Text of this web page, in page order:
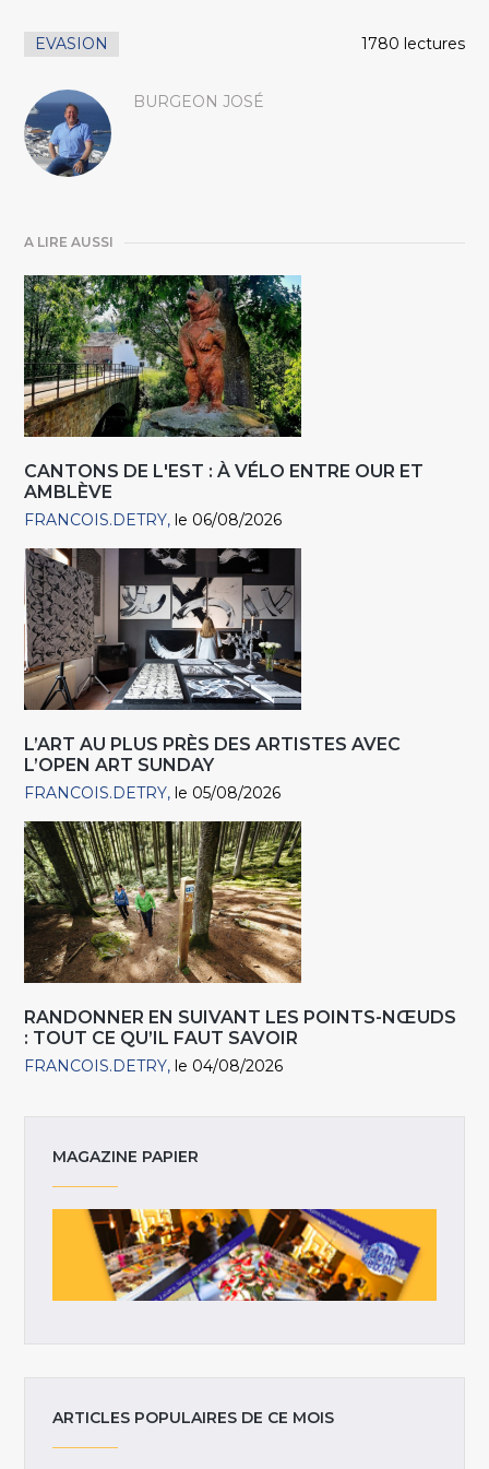
EVASION 1780 lectures
BURGEON JOSÉ
A LIRE AUSSI
CANTONS DE L'EST : À VÉLO ENTRE OUR ET
AMBLÈVE
FRANCOIS.DETRY le 06/08/2026
L’ART AU PLUS PRÈS DES ARTISTES AVEC
L’OPEN ART SUNDAY
FRANCOIS.DETRY le 05/08/2026
RANDONNER EN SUIVANT LES POINTS-NŒUDS
: TOUT CE QU’IL FAUT SAVOIR
FRANCOIS.DETRY le 04/08/2026
MAGAZINE PAPIER
ARTICLES POPULAIRES DE CE MOIS